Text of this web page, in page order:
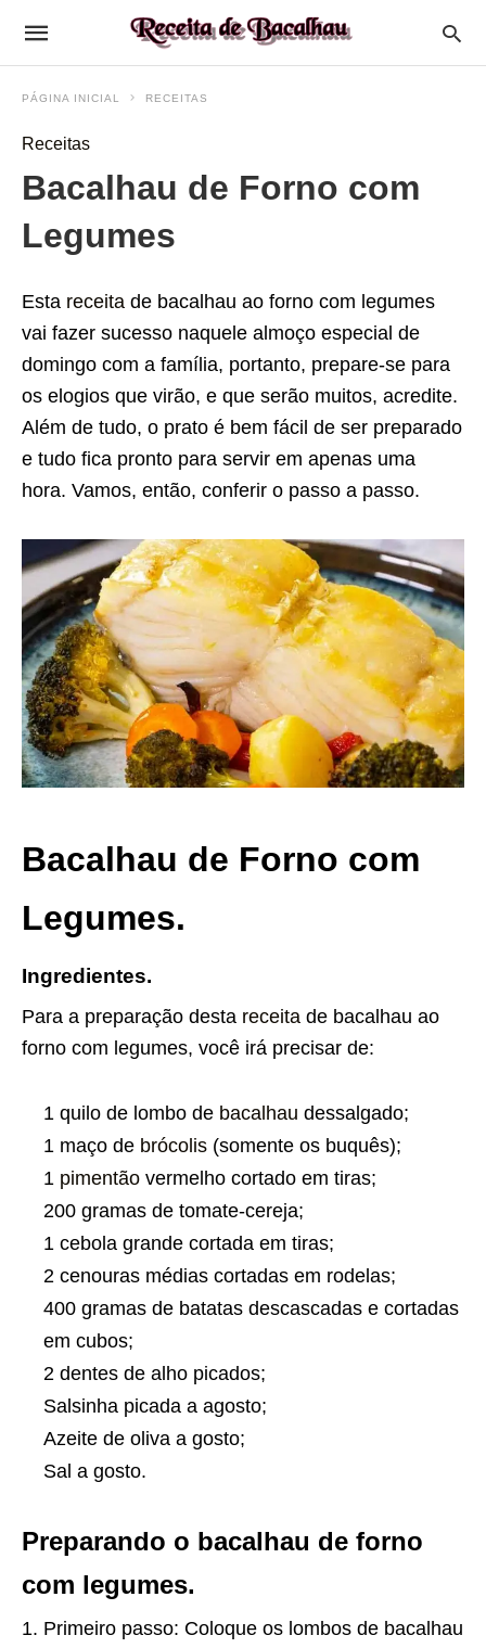
PÁGINA INICIAL RECEITAS
Receitas
Bacalhau de Forno com
Legumes
Esta receita de bacalhau ao forno com legumes
vai fazer sucesso naquele almoço especial de
domingo com a família, portanto, prepare-se para
os elogios que virão, e que serão muitos, acredite.
Além de tudo, o prato é bem fácil de ser preparado
e tudo fica pronto para servir em apenas uma
hora. Vamos, então, conferir o passo a passo.
Bacalhau de Forno com
Legumes.
Ingredientes.
Para a preparação desta receita de bacalhau ao
forno com legumes, você irá precisar de:
1 quilo de lombo de bacalhau dessalgado;
1 maço de brócolis (somente os buquês);
1 pimentão vermelho cortado em tiras;
200 gramas de tomate-cereja;
1 cebola grande cortada em tiras;
2 cenouras médias cortadas em rodelas;
400 gramas de batatas descascadas e cortadas
em cubos;
2 dentes de alho picados;
Salsinha picada a agosto;
Azeite de oliva a gosto;
Sal a gosto.
Preparando o bacalhau de forno
com legumes.
Primeiro passo: Coloque os lombos de bacalhau